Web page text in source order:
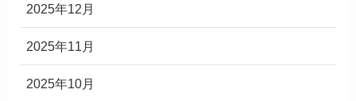
2025年12月
2025年11月
2025年10月